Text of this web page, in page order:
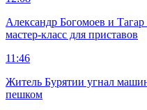
Александр Богомоев и
мастер-класс для приставов
11:46
Житель Бурятии угнал
пешком